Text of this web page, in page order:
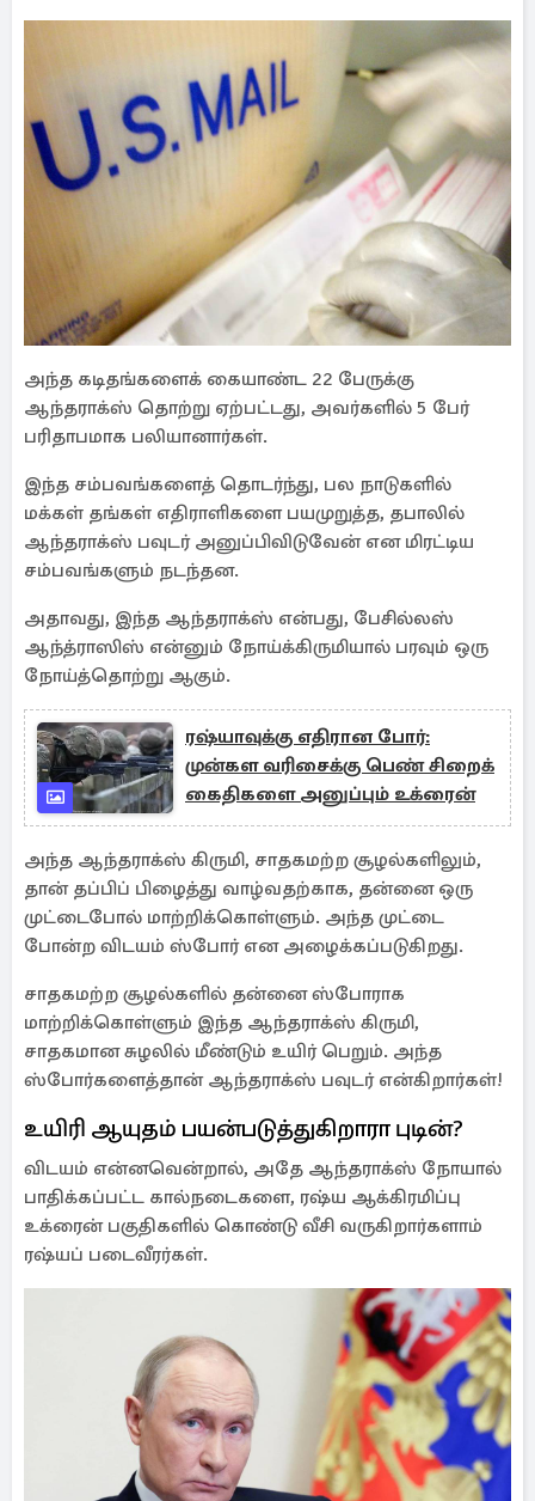
அந்த கடிதங்களைக் கையாண்ட 22 பேருக்கு
ஆந்தராக்ஸ் தொற்று ஏற்பட்டது, அவர்களில் 5 பேர்
பரிதாபமாக பலியானார்கள்.
இந்த சம்பவங்களைத் தொடர்ந்து, பல நாடுகளில்
மக்கள் தங்கள் எதிராளிகளை பயமுறுத்த, தபாலில்
ஆந்தராக்ஸ் பவுடர் அனுப்பிவிடுவேன் என மிரட்டிய
சம்பவங்களும் நடந்தன.
அதாவது, இந்த ஆந்தராக்ஸ் என்பது, பேசில்லஸ்
ஆந்த்ராஸிஸ் என்னும் நோய்க்கிருமியால் பரவும் ஒரு
நோய்த்தொற்று ஆகும்.
ரஷ்யாவுக்கு எதிரான போர்:
முன்கள வரிசைக்கு பெண் சிறைக்
கைதிகளை அனுப்பும் உக்ரைன்
அந்த ஆந்தராக்ஸ் கிருமி, சாதகமற்ற சூழல்களிலும்,
தான் தப்பிப் பிழைத்து வாழ்வதற்காக, தன்னை ஒரு
முட்டைபோல் மாற்றிக்கொள்ளும். அந்த முட்டை
போன்ற விடயம் ஸ்போர் என அழைக்கப்படுகிறது.
சாதகமற்ற சூழல்களில் தன்னை ஸ்போராக
மாற்றிக்கொள்ளும் இந்த ஆந்தராக்ஸ் கிருமி,
சாதகமான சுழலில் மீண்டும் உயிர் பெறும். அந்த
ஸ்போர்களைத்தான் ஆந்தராக்ஸ் பவுடர் என்கிறார்கள்!
உயிரி ஆயுதம் பயன்படுத்துகிறாரா புடின்?
விடயம் என்னவென்றால், அதே ஆந்தராக்ஸ் நோயால்
பாதிக்கப்பட்ட கால்நடைகளை, ரஷ்ய ஆக்கிரமிப்பு
உக்ரைன் பகுதிகளில் கொண்டு வீசி வருகிறார்களாம்
ரஷ்யப் படைவீரர்கள்.